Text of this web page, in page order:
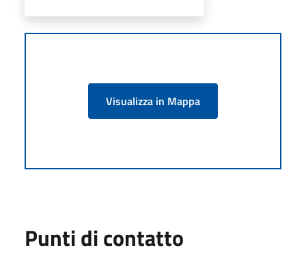
Visualizza in Mappa
Punti di contatto